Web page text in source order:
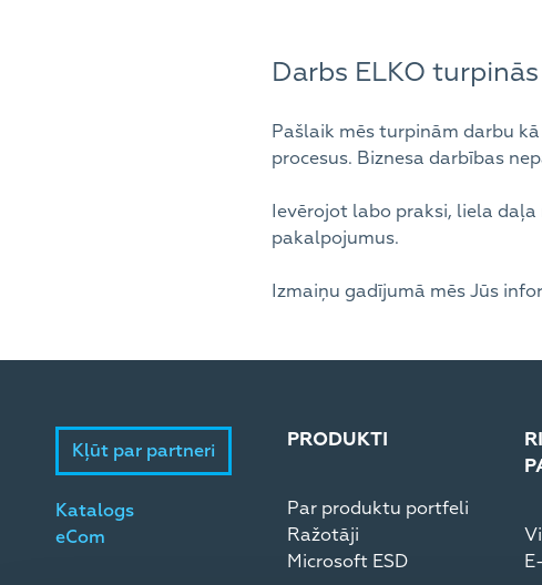
Darbs ELKO turpinās
Pašlaik mēs turpinām darbu
procesus. Biznesa darbības
Ievērojot labo praksi, liela
pakalpojumus.
Izmaiņu gadījumā mēs Jūs
Kļūt par partneri
Katalogs
eCom
PRODUKTI
Par produktu portfeli
Ražotāji
Microsoft ESD